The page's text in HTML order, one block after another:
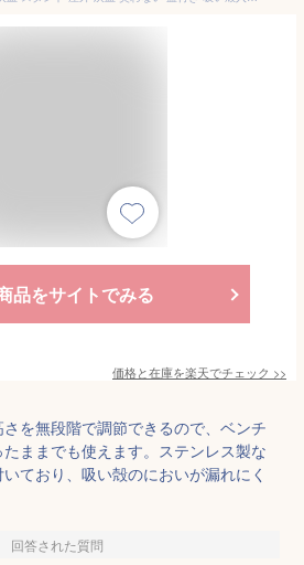
品をサイトでみる
価格と在庫を楽天でチェック >>
を無段階で調節できるので、ベンチ
ままでも使えます。ステンレス製な
ており、吸い殻のにおいが漏れにく
回答された質問